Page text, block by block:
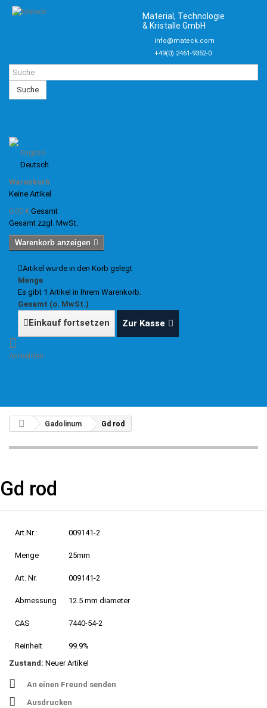
Material, Technologie
& Kristalle GmbH
info@mateck.com
+49(0) 2461-9352-0
Suche
English
Deutsch
Warenkorb
Keine Artikel
0,00 € Gesamt
Gesamt zzgl. MwSt.
Warenkorb anzeigen
Artikel wurde in den Korb gelegt
Menge
Es gibt 1 Artikel in Ihrem Warenkorb.
Gesamt (o. MwSt.)
Einkauf fortsetzen Zur Kasse
Anmelden
Gadolinum Gd rod
Gd rod
Art.Nr.: 009141-2
Menge 25mm
Art. Nr. 009141-2
Abmessung 12.5 mm diameter
CAS 7440-54-2
Reinheit
99.9%
Zustand: Neuer Artikel
An einen Freund senden
Ausdrucken